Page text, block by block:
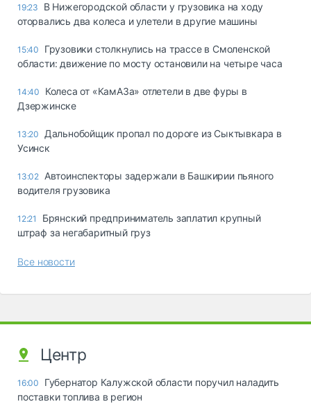
19:23
В Нижегородской области у грузовика на ходу
оторвались два колеса и улетели в другие машины
15:40
Грузовики столкнулись на трассе в Смоленской
области: движение по мосту остановили на четыре часа
14:40
Колеса от «КамАЗа» отлетели в две фуры в
Дзержинске
13:20
Дальнобойщик пропал по дороге из Сыктывкара в
Усинск
13:02 Автоинспекторы задержали в Башкирии пьяного
водителя грузовика
12:21
Брянский предприниматель заплатил крупный
штраф за негабаритный груз
Все новости
Центр
16:00
Губернатор Калужской области поручил наладить
поставки топлива в регион